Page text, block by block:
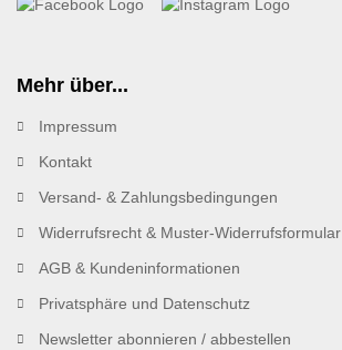
Mehr über...
Impressum
Kontakt
Versand- & Zahlungsbedingungen
Widerrufsrecht & Muster-Widerrufsformular
AGB & Kundeninformationen
Privatsphäre und Datenschutz
Newsletter abonnieren / abbestellen